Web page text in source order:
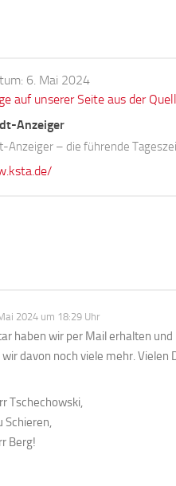
6. Mai 2024
auf unserer Seite aus der
Anzeiger
Anzeiger – die führende
2024 um 18:29 Uhr
haben wir per Mail erhalten
davon noch viele mehr. Vielen
Tschechowski,
Schieren,
Berg!